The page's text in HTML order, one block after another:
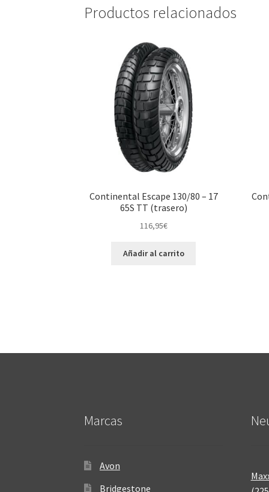
Productos relacionados
Continental Escape 130/80 – 17
65S TT (trasero)
116,95€
Añadir al carrito
Marcas
Avon
Bridgestone